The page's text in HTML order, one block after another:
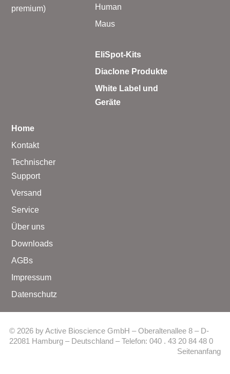
premium)
Human
Maus
EliSpot-Kits
Diaclone Produkte
White Label und
Geräte
Home
Kontakt
Technischer
Support
Versand
Service
Über uns
Downloads
AGBs
Impressum
Datenschutz
© 2026 by Active Bioscience GmbH – Oberaltenallee 8 – D-
22081 Hamburg – Deutschland – Telefon: 040 . 43 20 84 48 0
Seitenanfang